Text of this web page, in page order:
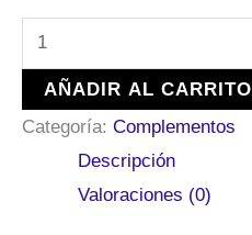
AÑADIR AL CARRITO
Categoría: Complementos
Descripción
Valoraciones (0)